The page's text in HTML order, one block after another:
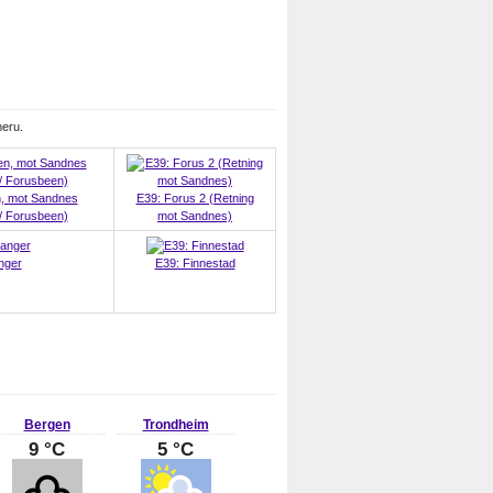
mot Sandnes
Forusbeen)
E39: Forus 2 (Retning
mot Sandnes)
E39: Finnestad
Bergen
9 °C
Trondheim
5 °C